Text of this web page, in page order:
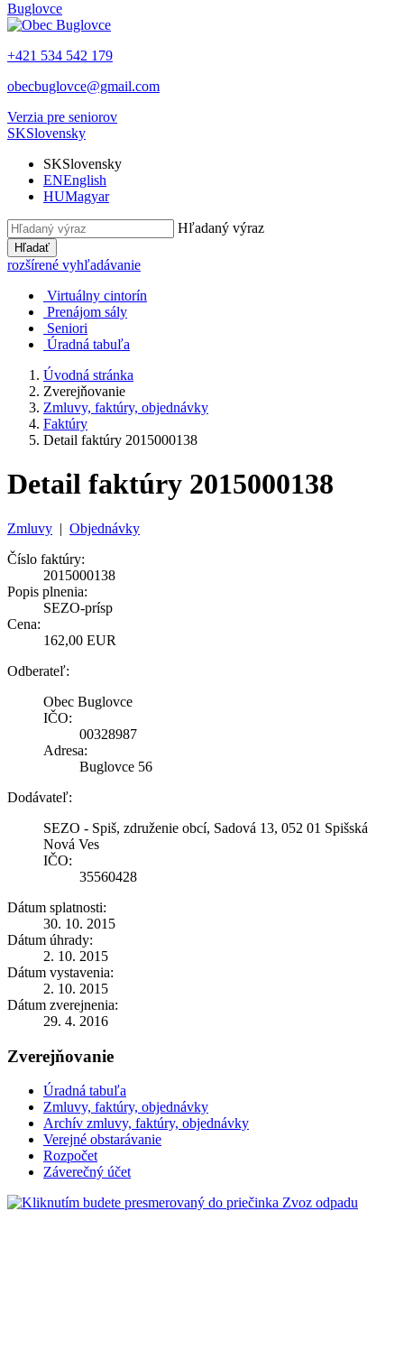
Buglovce
+421 534 542 179
obecbuglovce@gmail.com
Verzia pre seniorov
SKSlovensky
SKSlovensky
ENEnglish
HUMagyar
Hľadaný výraz
Hľadať
rozšírené vyhľadávanie
Virtuálny cintorín
Prenájom sály
Seniori
Úradná tabuľa
Úvodná stránka
Zverejňovanie
Zmluvy, faktúry, objednávky
Faktúry
Detail faktúry 2015000138
Detail faktúry 2015000138
Zmluvy | Objednávky
Číslo faktúry:
2015000138
Popis plnenia:
SEZO-prísp
Cena:
162,00 EUR
Odberateľ:
Obec Buglovce
IČO:
00328987
Adresa:
Buglovce 56
Dodávateľ:
SEZO - Spiš, združenie obcí, Sadová 13, 052 01 Spišská
Nová Ves
IČO:
35560428
Dátum splatnosti:
30. 10. 2015
Dátum úhrady:
2. 10. 2015
Dátum vystavenia:
2. 10. 2015
Dátum zverejnenia:
29. 4. 2016
Zverejňovanie
Úradná tabuľa
Zmluvy, faktúry, objednávky
Archív zmluvy, faktúry, objednávky
Verejné obstarávanie
Rozpočet
Záverečný účet